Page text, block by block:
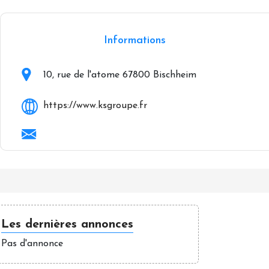
Informations
10, rue de l'atome 67800 Bischheim
https://www.ksgroupe.fr
Les dernières annonces
Pas d'annonce